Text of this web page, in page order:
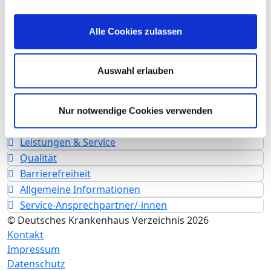
Alle Cookies zulassen
Auswahl erlauben
Nur notwendige Cookies verwenden
Fachexpertise und Weiterbildung
Medizinisches Leistungsangebot mit Fallzahlen
Weitere Informationen zur Fachabteilung
Informationen und Leistungen des
Krankenhauses für alle Fachabteilungen
Leistungen & Service
Qualität
Barrierefreiheit
Allgemeine Informationen
Service-Ansprechpartner/-innen
© Deutsches Krankenhaus Verzeichnis 2026
Kontakt
Impressum
Datenschutz